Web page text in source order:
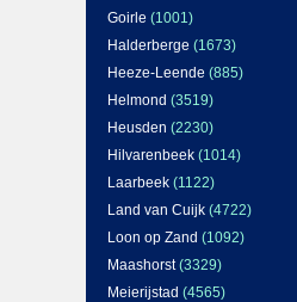
Goirle (1001)
Halderberge (1673)
Heeze-Leende (885)
Helmond (3519)
Heusden (2230)
Hilvarenbeek (1014)
Laarbeek (1122)
Land van Cuijk (4722)
Loon op Zand (1092)
Maashorst(3329)
Meierijstad (4565)